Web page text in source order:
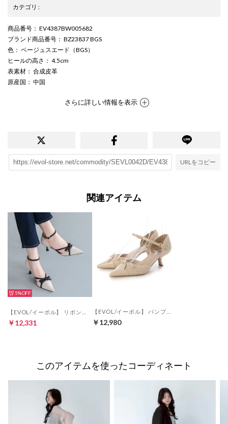
カテゴリ :
商品番号 ： EV4387BW005682
ブランド商品番号 ： BZ23837 BGS
色 ： ベージュスエード（BGS）
ヒールの高さ ： 4.5cm
表素材 ： 合成皮革
原産国 ： 中国
さらに詳しい情報を表示
URLをコピー
関連アイテム
5%
￥12,331 ￥12,980
このアイテムを使ったコーディネート